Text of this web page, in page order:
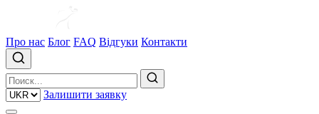
Про нас Блог FAQ Відгуки Контакти
Залишити заявку